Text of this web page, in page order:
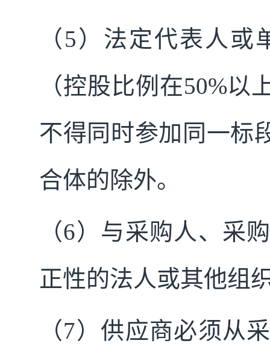
（5）法定代表人
（控股比例在50%
不得同时参加同一标
合体的除外。
（6）与采购人、采
正性的法人或其他组
（7）供应商必须从